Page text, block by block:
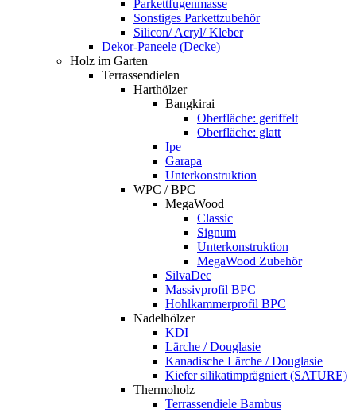
Parkettfugenmasse
Sonstiges Parkettzubehör
Silicon/ Acryl/ Kleber
Dekor-Paneele (Decke)
Holz im Garten
Terrassendielen
Harthölzer
Bangkirai
Oberfläche: geriffelt
Oberfläche: glatt
Ipe
Garapa
Unterkonstruktion
WPC / BPC
MegaWood
Classic
Signum
Unterkonstruktion
MegaWood Zubehör
SilvaDec
Massivprofil BPC
Hohlkammerprofil BPC
Nadelhölzer
KDI
Lärche / Douglasie
Kanadische Lärche / Douglasie
Kiefer silikatimprägniert (SATURE)
Thermoholz
Terrassendiele Bambus